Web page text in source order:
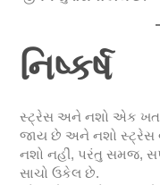
નિષ્કર્ષ
સ્ટ્રેસ અને નશો એક
જાય છે અને નશો સ્ટ્રેસ
નશો નહીં, પરંતુ સમજ,
સાચો ઉકેલ છે.